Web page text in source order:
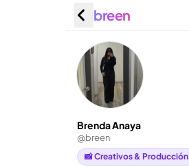
breen
Brenda Anaya
@breen
📸 Creativos & Producción